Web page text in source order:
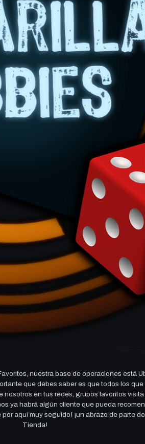
nuestra base de operaciones está
que debes saber es que todos los
en tus redes, grupos favoritos
ya habrá algún cliente que pueda
aqui muy seguido! ¡un abrazo de parte
Tienda!